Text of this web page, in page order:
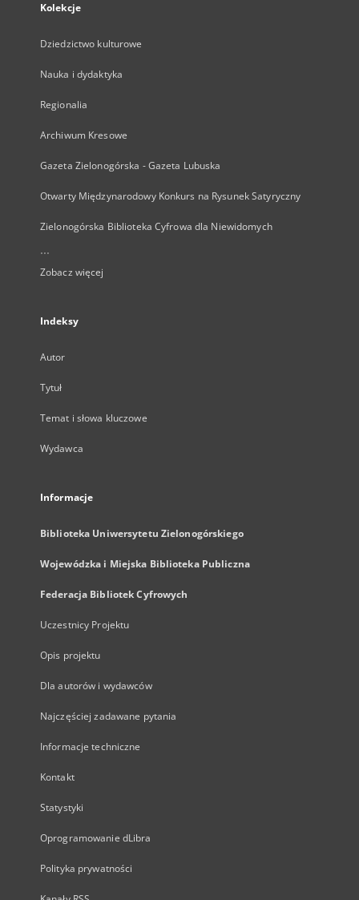
Kolekcje
Dziedzictwo kulturowe
Nauka i dydaktyka
Regionalia
Archiwum Kresowe
Gazeta Zielonogórska - Gazeta Lubuska
Otwarty Międzynarodowy Konkurs na Rysunek Satyryczny
Zielonogórska Biblioteka Cyfrowa dla Niewidomych
...
Zobacz więcej
Indeksy
Autor
Tytuł
Temat i słowa kluczowe
Wydawca
Informacje
Biblioteka Uniwersytetu Zielonogórskiego
Wojewódzka i Miejska Biblioteka Publiczna
Federacja Bibliotek Cyfrowych
Uczestnicy Projektu
Opis projektu
Dla autorów i wydawców
Najczęściej zadawane pytania
Informacje techniczne
Kontakt
Statystyki
Oprogramowanie dLibra
Polityka prywatności